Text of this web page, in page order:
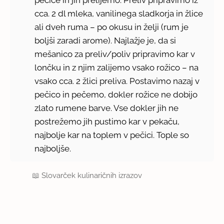
cca. 2 dl mleka, vanilinega sladkorja in žlice
ali dveh ruma – po okusu in želji (rum je
boljši zaradi arome). Najlažje je, da si
mešanico za preliv/poliv pripravimo kar v
lončku in z njim zalijemo vsako rožico – na
vsako cca. 2 žlici preliva. Postavimo nazaj v
pečico in pečemo, dokler rožice ne dobijo
zlato rumene barve. Vse dokler jih ne
postrežemo jih pustimo kar v pekaču,
najbolje kar na toplem v pečici. Tople so
najboljše.
📖Slovarček kulinaričnih izrazov